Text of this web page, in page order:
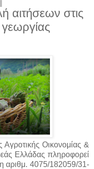
αιτήσεων στις
γεωργίας
Αγροτικής Οικονομίας &
Ελλάδας πληροφορεί
αριθμ. 4075/182059/31-